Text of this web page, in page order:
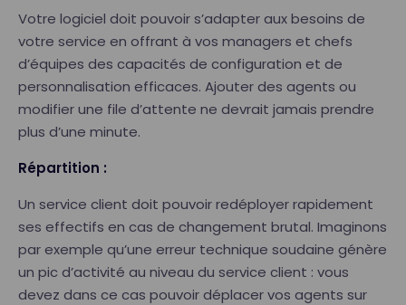
Votre logiciel doit pouvoir s’adapter aux besoins de
votre service en offrant à vos managers et chefs
d’équipes des capacités de configuration et de
personnalisation efficaces. Ajouter des agents ou
modifier une file d’attente ne devrait jamais prendre
plus d’une minute.
Répartition :
Un service client doit pouvoir redéployer rapidement
ses effectifs en cas de changement brutal. Imaginons
par exemple qu’une erreur technique soudaine génère
un pic d’activité au niveau du service client : vous
devez dans ce cas pouvoir déplacer vos agents sur